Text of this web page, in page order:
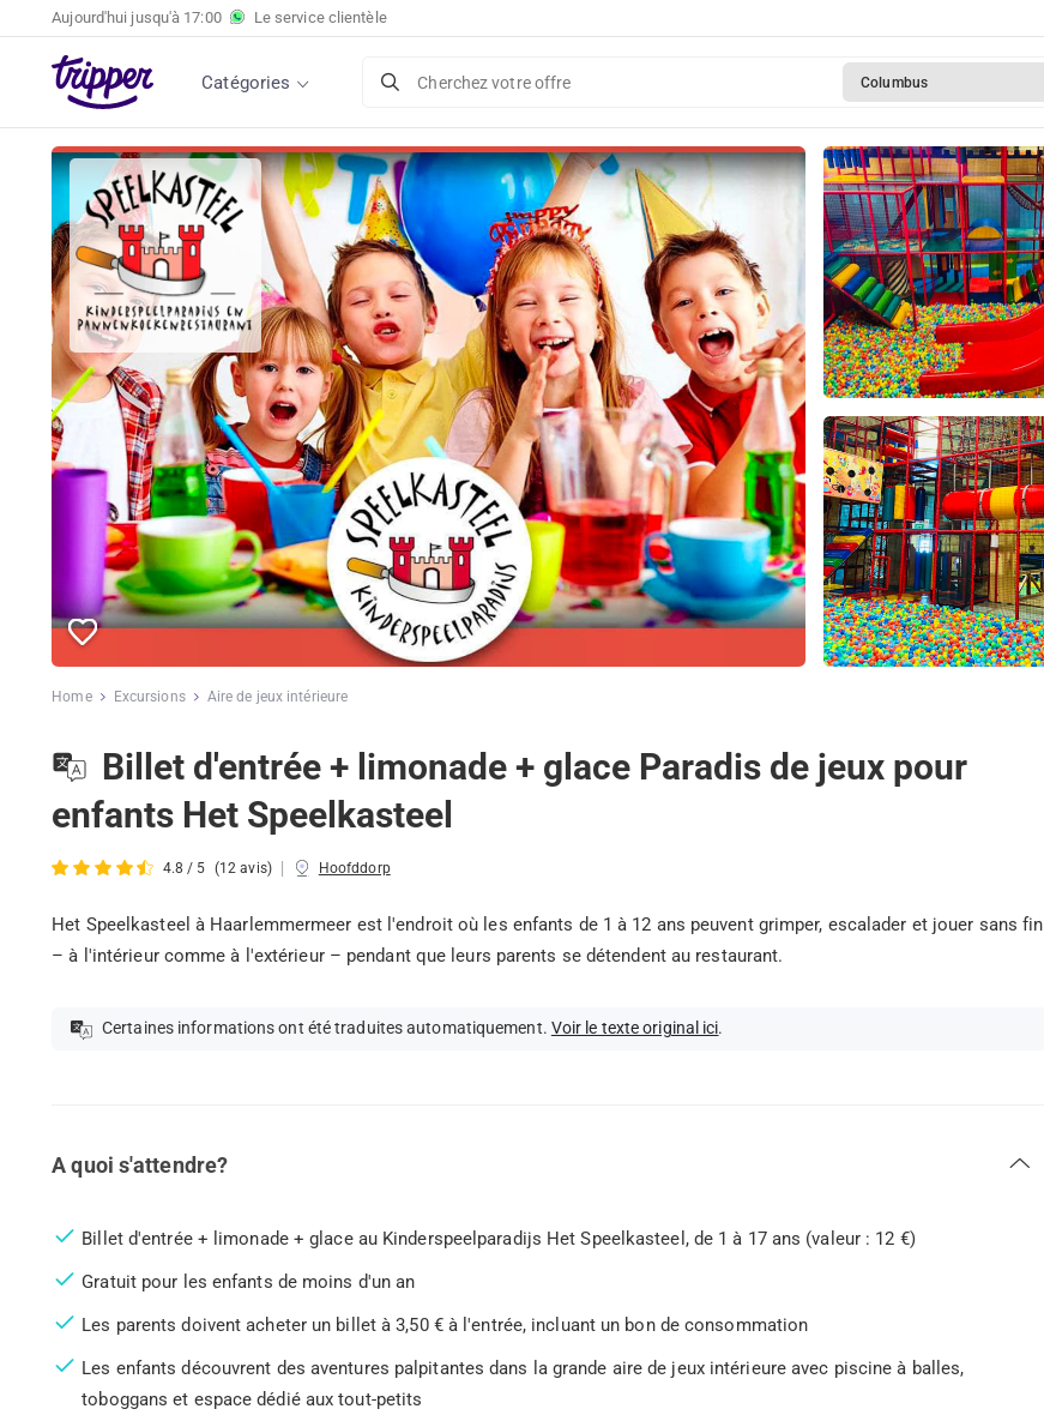
Aujourd'hui jusqu'à 17:00 Le service clientèle
Catégories Cherchez votre offre Columbus
Home Excursions Aire de jeux intérieure
Billet d'entrée + limonade + glace Paradis de jeux pour
enfants Het Speelkasteel
4.8 / 5 (12 avis) | Hoofddorp
Het Speelkasteel à Haarlemmermeer est l'endroit où les enfants de 1 à 12 ans peuvent grimper, escalader et jouer sans fin
– à l'intérieur comme à l'extérieur – pendant que leurs parents se détendent au restaurant.
Certaines informations ont été traduites automatiquement. Voir le texte original ici.
A quoi s'attendre?
Billet d'entrée + limonade + glace au Kinderspeelparadijs Het Speelkasteel, de 1 à 17 ans (valeur : 12 €)
Gratuit pour les enfants de moins d'un an
Les parents doivent acheter un billet à 3,50 € à l'entrée, incluant un bon de consommation
Les enfants découvrent des aventures palpitantes dans la grande aire de jeux intérieure avec piscine à balles,
toboggans et espace dédié aux tout-petits